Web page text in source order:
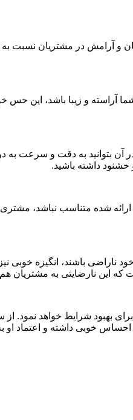
و آرامش در مشتریان نسبت
و زیبا باشد، این حس
بتوانید به دقت و سرعت به
خشنود داشته باشید.
شده متناسب نباشد،
ناراضی باشند، انگیزه
که این نارضایتی به مشتریان
بهبود شرایط خواهد نمود.
خوبی داشته و اعتماد او